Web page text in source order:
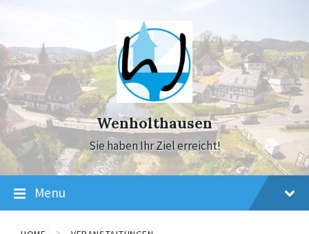
navigation
Wenholthausen
Sie haben Ihr Ziel erreicht!
Menu